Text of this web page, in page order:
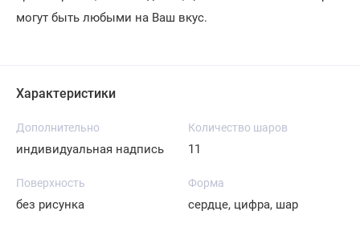
могут быть любыми на Ваш вкус.
Характеристики
Дополнительно
индивидуальная надпись
Количество шаров
11
Поверхность
без рисунка
Форма
сердце, цифра, шар